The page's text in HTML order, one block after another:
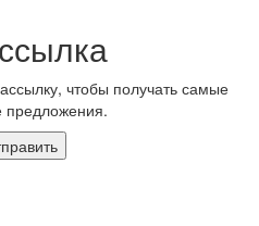
чтобы получать самые
предложения.